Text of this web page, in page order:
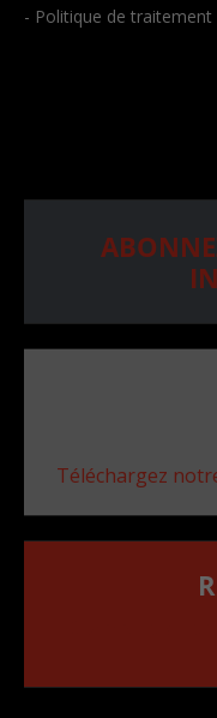
- Politique de traitement
Téléchargez